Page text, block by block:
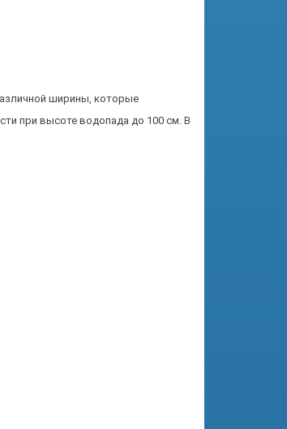
ширины, которые
при высоте водопада до 100 см. В